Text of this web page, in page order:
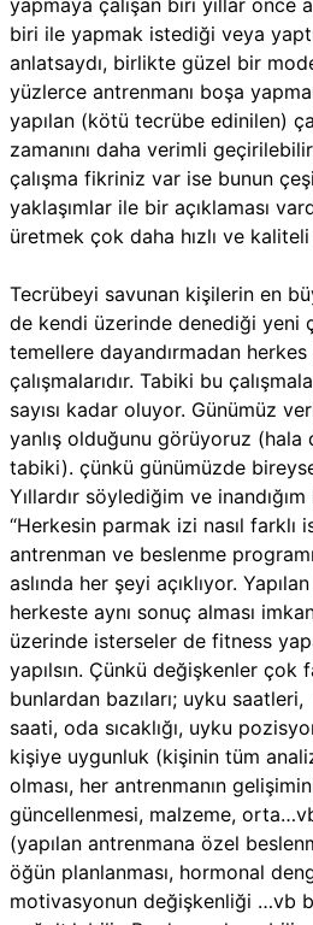
biri ile yapmak istediği veya
anlatsaydı, birlikte güzel bir
yüzlerce antrenmanı boşa
yapılan (kötü tecrübe edinilen)
zamanını daha verimli
çalışma fikriniz var ise bunun
yaklaşımlar ile bir açıklaması
üretmek çok daha hızlı ve kaliteli
Tecrübeyi savunan kişilerin en
de kendi üzerinde denediği yeni
temellere dayandırmadan
çalışmalarıdır. Tabiki bu
sayısı kadar oluyor. Günümüz
yanlış olduğunu görüyoruz (hala
tabiki). çünkü günümüzde
Yıllardır söylediğim ve
“Herkesin parmak izi nasıl farklı
antrenman ve beslenme
aslında her şeyi açıklıyor.
herkeste aynı sonuç alması
üzerinde isterseler de fitness
yapılsın. Çünkü değişkenler çok
bunlardan bazıları; uyku
saati, oda sıcaklığı, uyku
kişiye uygunluk (kişinin tüm
olması, her antrenmanın
güncellenmesi, malzeme,
(yapılan antrenmana özel
öğün planlanması, hormonal
motivasyonun değişkenliği …vb